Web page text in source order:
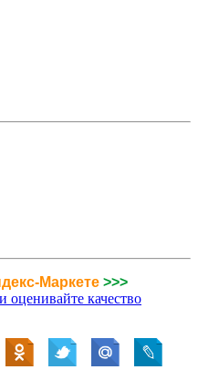
Маркете >>>